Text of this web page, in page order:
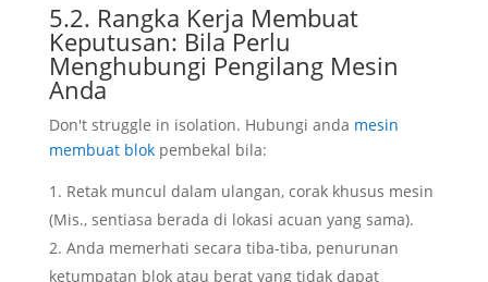
5.2. Rangka Kerja Membuat
Keputusan: Bila Perlu
Menghubungi Pengilang Mesin
Anda
Don't struggle in isolation. Hubungi anda mesin
membuat blok pembekal bila:
Retak muncul dalam ulangan, corak khusus mesin
(Mis., sentiasa berada di lokasi acuan yang sama).
Anda memerhati secara tiba-tiba, penurunan
ketumpatan blok atau berat yang tidak dapat